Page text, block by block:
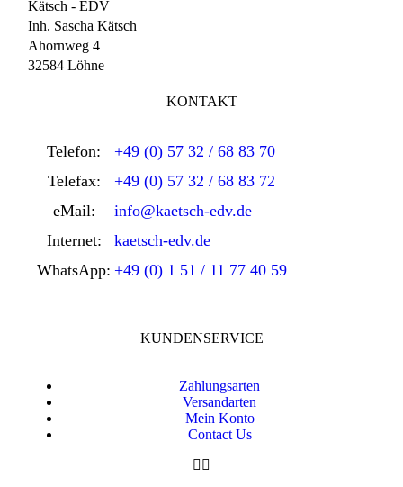
Kätsch - EDV
Inh. Sascha Kätsch
Ahornweg 4
32584 Löhne
KONTAKT
Telefon:
+49 (0) 57 32 / 68 83 70
Telefax:
+49 (0) 57 32 / 68 83 72
eMail:
info@kaetsch-edv.de
Internet:
kaetsch-edv.de
WhatsApp: +49 (0) 1 51 / 11 77 40 59
KUNDENSERVICE
Zahlungsarten
Versandarten
Mein Konto
Contact Us